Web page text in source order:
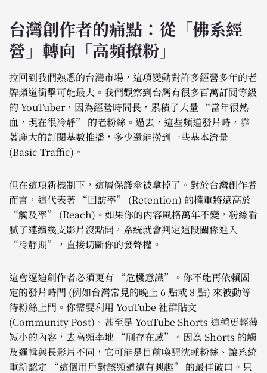
台灣創作者的痛點：從「佛系經
營」轉向「高頻撩粉」
拉回到我們熟悉的台灣市場，這項變動對許多經營多年的老
牌頻道衝擊可能最大。我們觀察到台灣有很多百萬訂閱等級
的 YouTuber，因為經營時間長，累積了大量 “當年很熱
血，現在很冷靜” 的老粉絲。過去，這些頻道發片時，靠
著龐大的訂閱基數推播，多少還能撈到一些基本流量
(Basic Traffic)。
但在這項新機制下，這層保護傘被拿掉了。對於台灣創作者
而言，這代表著 “回訪率” (Retention) 的權重將遠高於
“觸及率” (Reach)。如果你的內容風格萬年不變，粉絲看
膩了連續幾支影片沒點開，系統就會判定這段關係進入
“冷靜期”，直接切斷你的發聲權。
這會逼迫創作者必須更有 “危機意識”。你不能再依賴固
定的發片時間 (例如台灣常見的晚上 6 點或 8 點) 來被動等
待粉絲上門。你需要利用 YouTube 社群貼文
(Community Post)、甚至是 YouTube Shorts 這種更輕薄
短小的內容，去高頻率地 “刷存在感”。因為 Shorts 的觸
及邏輯與長影片不同，它可能是目前喚醒沈睡粉絲、讓系統
重新認定 “這個用戶對該頻道還有興趣” 的最佳破口。只